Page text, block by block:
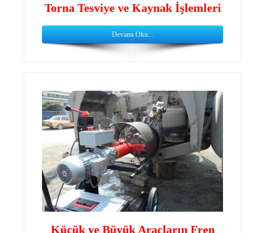
Torna Tesviye ve Kaynak İşlemleri
Devamı Oku...
Küçük ve Büyük Araçların Fren